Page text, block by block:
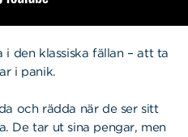
den klassiska fällan – att ta
i panik.
och rädda när de ser sitt
De tar ut sina pengar, men